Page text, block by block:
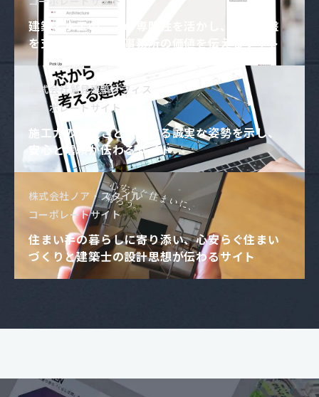
建築と水工の二つの専門性を活かし、社会基盤
を支える総合設計事務所の価値を伝えるサイト
株式会社鷲見建築オフィス
コーポレートサイト
施工力の柔軟さと伴走する誠実な姿勢を示し、
安心と信頼が伝わるサイト
株式会社ノア・スタイル
コーポレートサイト
住まい手の暮らしに寄り添い、心安らぐ住まい
づくりと建築士の設計思想が伝わるサイト